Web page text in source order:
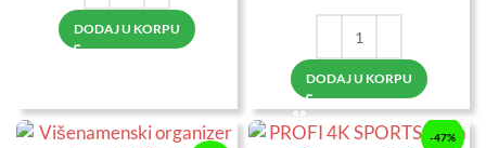
DODAJ U KORPU
DODAJ U KORPU
-47%